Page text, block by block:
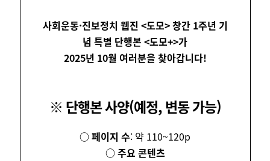
사회운동·진보정치 웹진 <도모> 창간 1주년 기
념 특별 단행본 <도모+>가
2025년 10월 여러분을 찾아갑니다!
※ 단행본 사양(예정, 변동 가능)
○ 페이지 수: 약 110~120p
○ 주요 콘텐츠